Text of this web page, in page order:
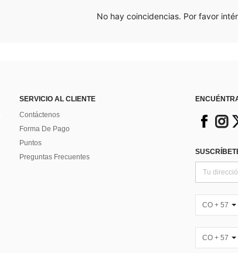
No hay coincidencias. Por favor
SERVICIO AL CLIENTE
Contáctenos
Forma De Pago
Puntos
Preguntas Frecuentes
CO + 57
CO + 57